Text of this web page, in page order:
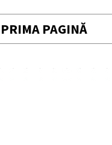
PRIMA PAGINĂ